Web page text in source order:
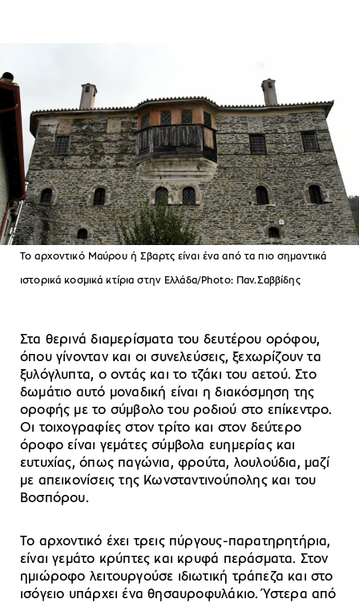
To αρχοντικό Μαύρου ή Σβαρτς είναι ένα από τα πιο σημαντικά
ιστορικά κοσμικά κτίρια στην Ελλάδα/Photo: Παν.Σαββίδης
Στα θερινά διαμερίσματα του δευτέρου ορόφου,
όπου γίνονταν και οι συνελεύσεις, ξεχωρίζουν τα
ξυλόγλυπτα, ο οντάς και το τζάκι του αετού. Στο
δωμάτιο αυτό μοναδική είναι η διακόσμηση της
οροφής με το σύμβολο του ροδιού στο επίκεντρο.
Οι τοιχογραφίες στον τρίτο και στον δεύτερο
όροφο είναι γεμάτες σύμβολα ευημερίας και
ευτυχίας, όπως παγώνια, φρούτα, λουλούδια, μαζί
με απεικονίσεις της Κωνσταντινούπολης και του
Βοσπόρου.
Το αρχοντικό έχει τρεις πύργους-παρατηρητήρια,
είναι γεμάτο κρύπτες και κρυφά περάσματα. Στον
ημιώροφο λειτουργούσε ιδιωτική τράπεζα και στο
ισόγειο υπάρχει ένα θησαυροφυλάκιο. Ύστερα από